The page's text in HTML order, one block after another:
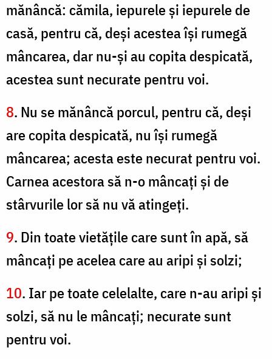
mănâncă: cămila, iepurele şi iepurele de
casă, pentru că, deşi acestea îşi rumegă
mâncarea, dar nu-şi au copita despicată,
acestea sunt necurate pentru voi.
8. Nu se mănâncă porcul, pentru că, deşi
are copita despicată, nu îşi rumegă
mâncarea; acesta este necurat pentru voi.
Carnea acestora să n-o mâncaţi şi de
stârvurile lor să nu vă atingeţi.
9. Din toate vietăţile care sunt în apă, să
mâncaţi pe acelea care au aripi şi solzi;
10. Iar pe toate celelalte, care n-au aripi şi
solzi, să nu le mâncaţi; necurate sunt
pentru voi.